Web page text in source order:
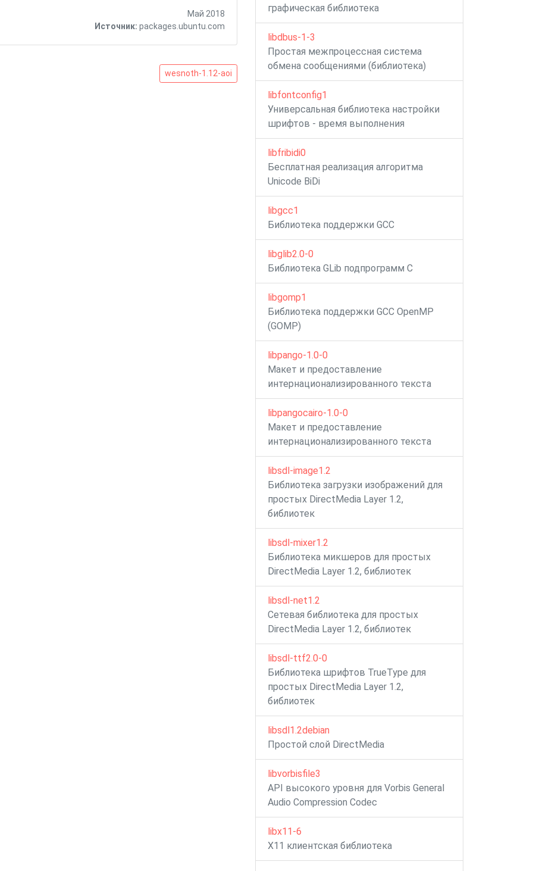
Май 2018
Источник: packages.ubuntu.com
wesnoth-
1.12-
wesnoth-1.12-aoi
графическая библиотека
libdbus-1-3
Простая межпроцессная система
обмена сообщениями (библиотека)
libfontconfig1
Универсальная библиотека настройки
шрифтов - время выполнения
libfribidi0
Бесплатная реализация алгоритма
Unicode BiDi
libgcc1
Библиотека поддержки GCC
libglib2.0-0
Библиотека GLib подпрограмм C
libgomp1
Библиотека поддержки GCC OpenMP
(GOMP)
libpango-1.0-0
Макет и предоставление
интернационализированного текста
libpangocairo-1.0-0
Макет и предоставление
интернационализированного текста
libsdl-image1.2
Библиотека загрузки изображений для
простых DirectMedia Layer 1.2,
библиотек
libsdl-mixer1.2
Библиотека микшеров для простых
DirectMedia Layer 1.2, библиотек
libsdl-net1.2
Сетевая библиотека для простых
DirectMedia Layer 1.2, библиотек
libsdl-ttf2.0-0
Библиотека шрифтов TrueType для
простых DirectMedia Layer 1.2,
библиотек
libsdl1.2debian
Простой слой DirectMedia
libvorbisfile3
API высокого уровня для Vorbis General
Audio Compression Codec
libx11-6
X11 клиентская библиотека